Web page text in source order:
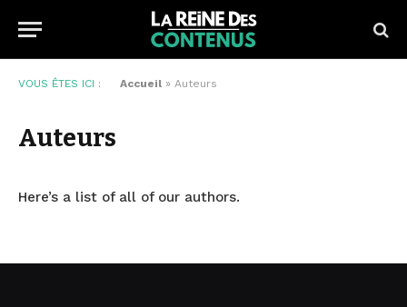
VOUS ÊTES ICI : Accueil » Auteurs
Auteurs
Here’s a list of all of our authors.